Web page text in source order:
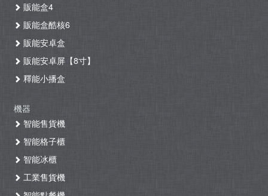
販能盒4
販能盒酷核6
販能安卓盒
販能安卓屏【8寸】
釋能小播盒
機器
智能售貨機
智能格子櫃
智能冰櫃
工業售貨機